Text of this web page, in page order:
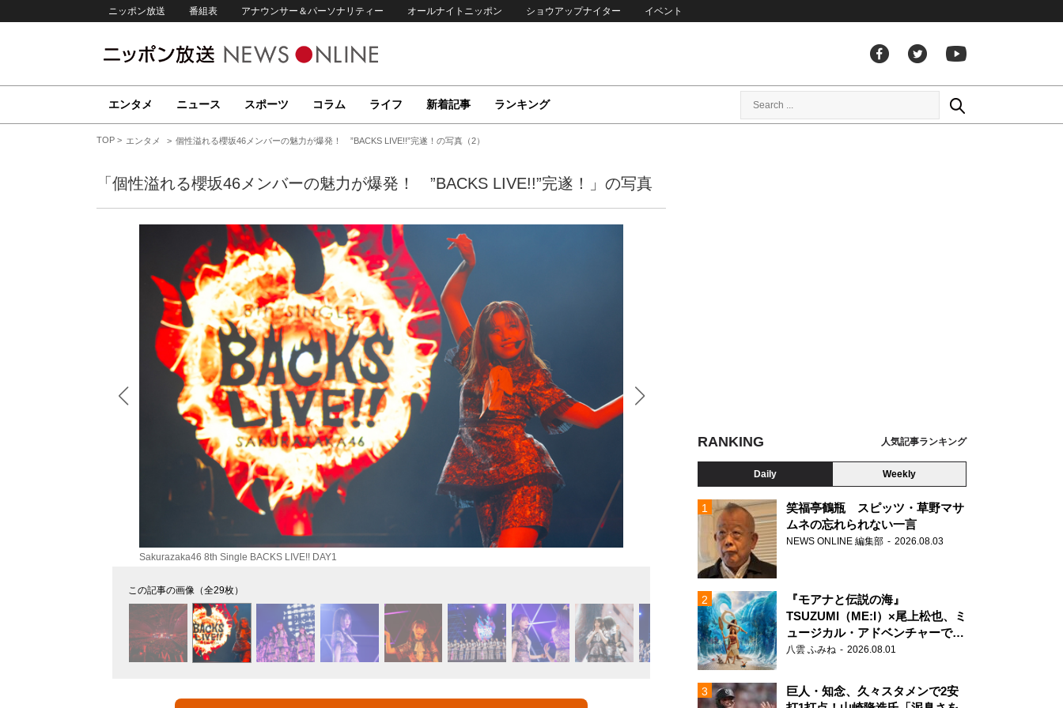
ニッポン放送 番組表 アナウンサー＆パーソナリティー オールナイトニッポン ショウアップナイター イベント
エンタメ ニュース スポーツ コラム ライフ 新着記事 ランキング
TOP エンタメ 個性溢れる櫻坂46メンバーの魅力が爆発！ ”BACKS LIVE!!”完遂！の写真（2）
「個性溢れる櫻坂46メンバーの魅力が爆発！ ”BACKS LIVE!!”完遂！」の写真
Sakurazaka46 8th Single BACKS LIVE!! DAY1 Sakurazaka46 8th Single BACKS LIVE!! DAY1
この記事の画像（全29枚）
RANKING 人気記事ランキング
Daily Weekly
笑福亭鶴瓶 スピッツ・草野マサ
ムネの忘れられない一言
NEWS ONLINE 編集部 2026.08.03
『モアナと伝説の海』
TSUZUMI（ME:I）×尾上松也、ミ
ュージカル・アドベンチャーで美
声を響かせる
八雲 ふみね 2026.08.01
巨人・知念、久々スタメンで2安